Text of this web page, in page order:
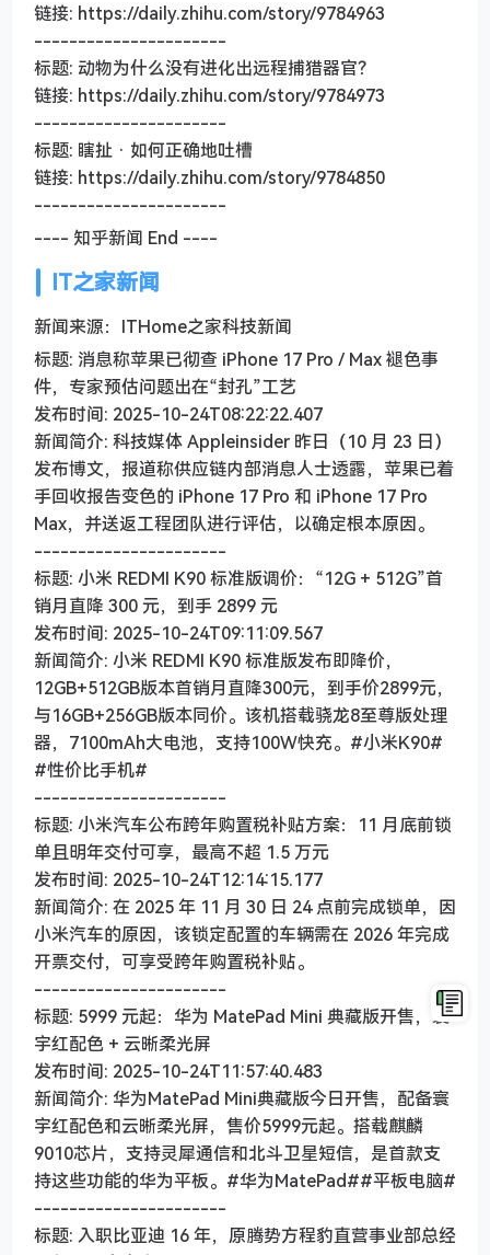
链接: https://daily.zhihu.com/story/9784963
----------------------
标题: 动物为什么没有进化出远程捕猎器官？
链接: https://daily.zhihu.com/story/9784973
----------------------
标题: 瞎扯 · 如何正确地吐槽
链接: https://daily.zhihu.com/story/9784850
----------------------
---- 知乎新闻 End ----
IT之家新闻
新闻来源：ITHome之家科技新闻
标题: 消息称苹果已彻查 iPhone 17 Pro / Max 褪色事
件，专家预估问题出在“封孔”工艺
发布时间: 2025-10-24T08:22:22.407
新闻简介: 科技媒体 Appleinsider 昨日（10 月 23 日）
发布博文，报道称供应链内部消息人士透露，苹果已着
手回收报告变色的 iPhone 17 Pro 和 iPhone 17 Pro
Max，并送返工程团队进行评估，以确定根本原因。
----------------------
标题: 小米 REDMI K90 标准版调价：“12G + 512G”首
销月直降 300 元，到手 2899 元
发布时间: 2025-10-24T09:11:09.567
新闻简介: 小米 REDMI K90 标准版发布即降价，
12GB+512GB版本首销月直降300元，到手价2899元，
与16GB+256GB版本同价。该机搭载骁龙8至尊版处理
器，7100mAh大电池，支持100W快充。#小米K90#
#性价比手机#
----------------------
标题: 小米汽车公布跨年购置税补贴方案：11 月底前锁
单且明年交付可享，最高不超 1.5 万元
发布时间: 2025-10-24T12:14:15.177
新闻简介: 在 2025 年 11 月 30 日 24 点前完成锁单，因
小米汽车的原因，该锁定配置的车辆需在 2026 年完成
开票交付，可享受跨年购置税补贴。
----------------------
标题: 5999 元起：华为 MatePad Mini 典藏版开售，寰
宇红配色 + 云晰柔光屏
发布时间: 2025-10-24T11:57:40.483
新闻简介: 华为MatePad Mini典藏版今日开售，配备寰
宇红配色和云晰柔光屏，售价5999元起。搭载麒麟
9010芯片，支持灵犀通信和北斗卫星短信，是首款支
持这些功能的华为平板。#华为MatePad##平板电脑#
----------------------
标题: 入职比亚迪 16 年，原腾势方程豹直营事业部总经